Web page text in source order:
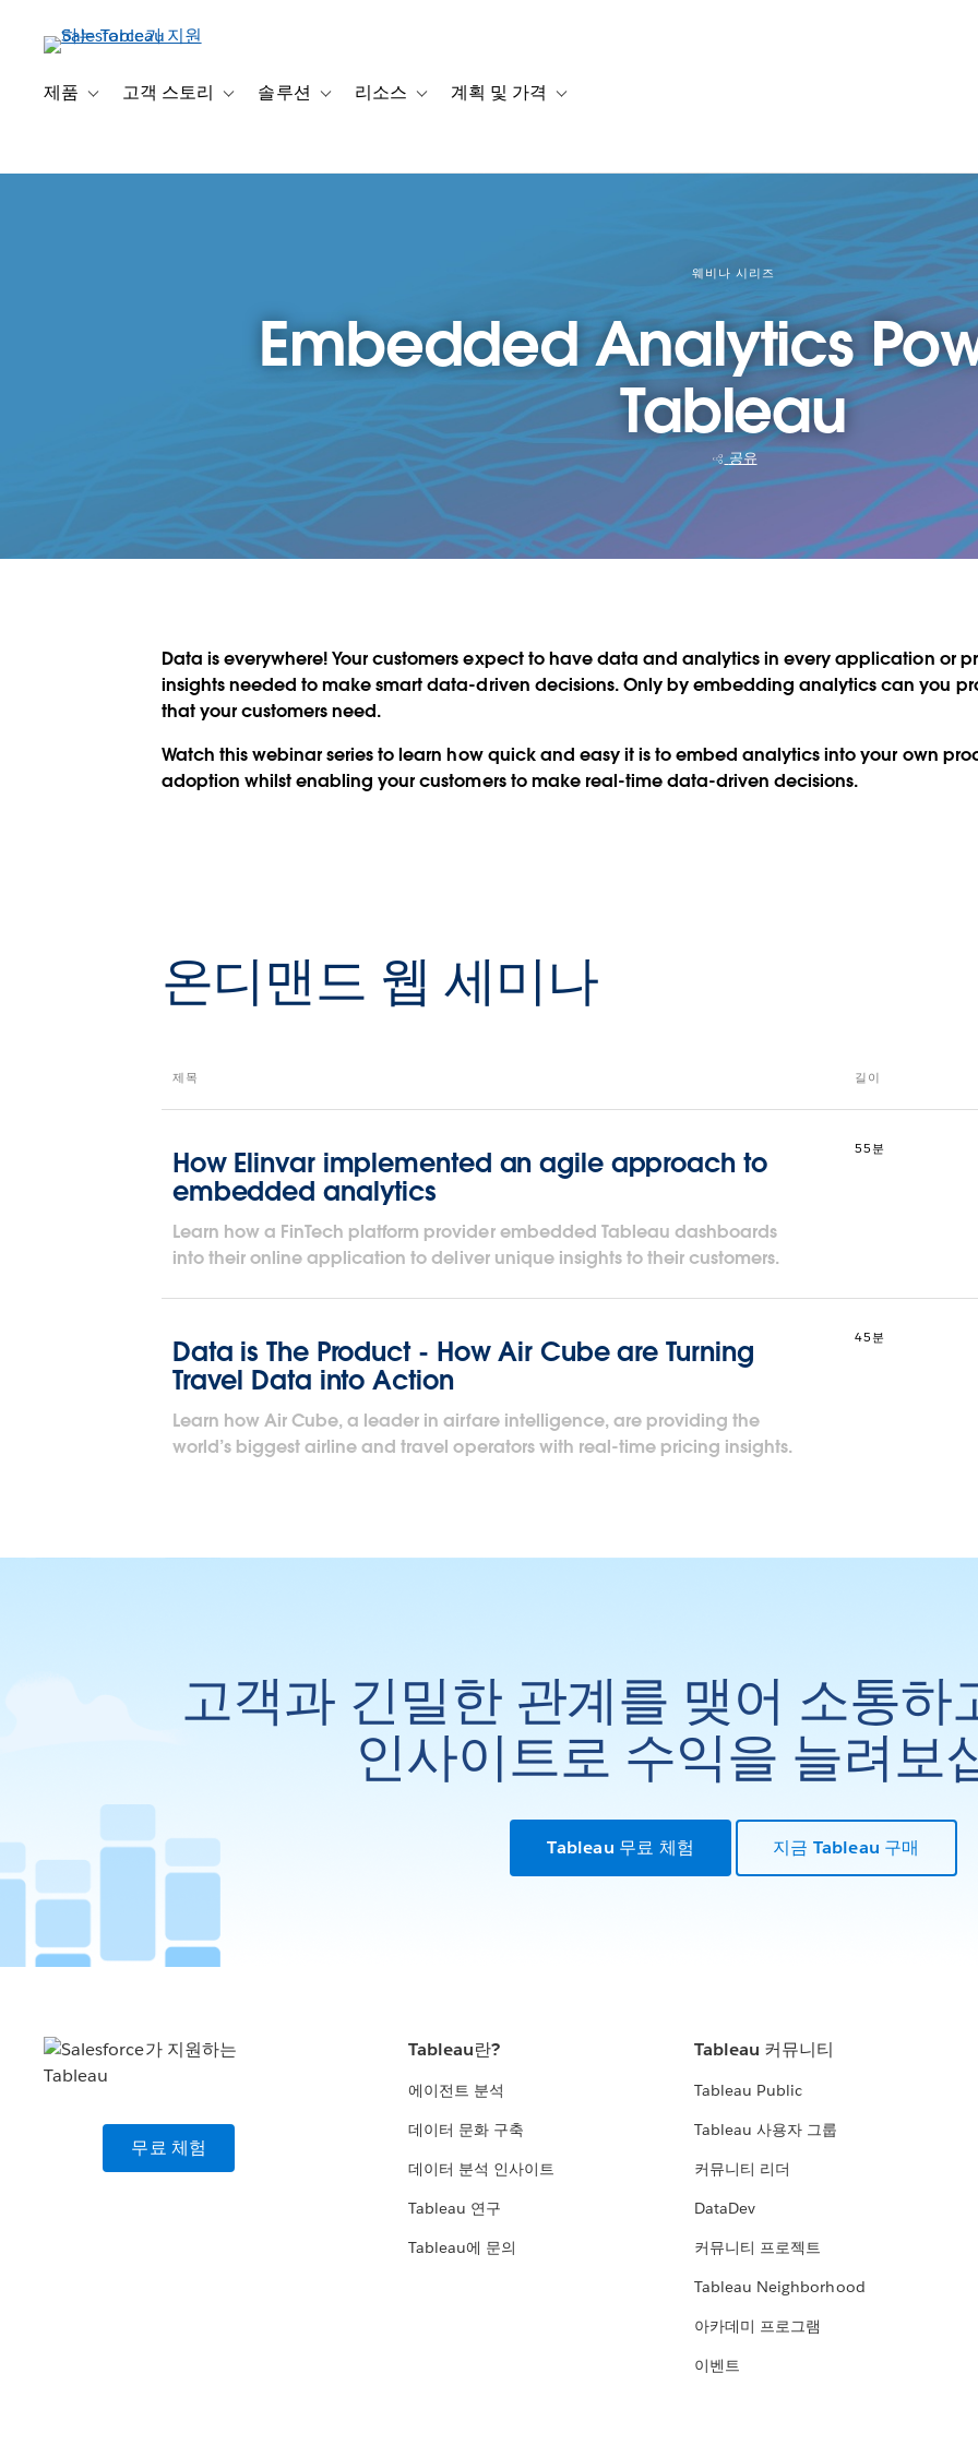
건
제품 Toggle sub-navigation for 제품
고객 스토리 Toggle sub-navigation for 고객 스토리
솔루션 Toggle sub-navigation for 솔루션
리소스 Toggle sub-navigation for 리소스
계획 및 가격 Toggle sub-navigation for 계획 및 가격
웨비나 시리즈
Embedded Analytics
Tableau
공유
Data is everywhere! Your customers expect to have data and analytics in every application or
insights needed to make smart data-driven decisions. Only by embedding analytics can you
that your customers need.
Watch this webinar series to learn how quick and easy it is to embed analytics into your own
adoption whilst enabling your customers to make real-time data-driven decisions.
온디맨드 웹 세미나
제목 길이
How Elinvar implemented an agile approach to
embedded analytics
Learn how a FinTech platform provider embedded Tableau dashboards
into their online application to deliver unique insights to their customers.
55분
Data is The Product - How Air Cube are Turning
Travel Data into Action
Learn how Air Cube, a leader in airfare intelligence, are providing the
world’s biggest airline and travel operators with real-time pricing insights.
45분
고객과 긴밀한 관계를 맺어 소통하
인사이트로 수익을 늘려보
Tableau 무료 체험 지금 Tableau 구매
무료 체험
Tableau란?
에이전트 분석
데이터 문화 구축
데이터 분석 인사이트
Tableau 연구
Tableau에 문의
Tableau 커뮤니티
Tableau Public
Tableau 사용자 그룹
커뮤니티 리더
DataDev
커뮤니티 프로젝트
Tableau Neighborhood
아카데미 프로그램
이벤트